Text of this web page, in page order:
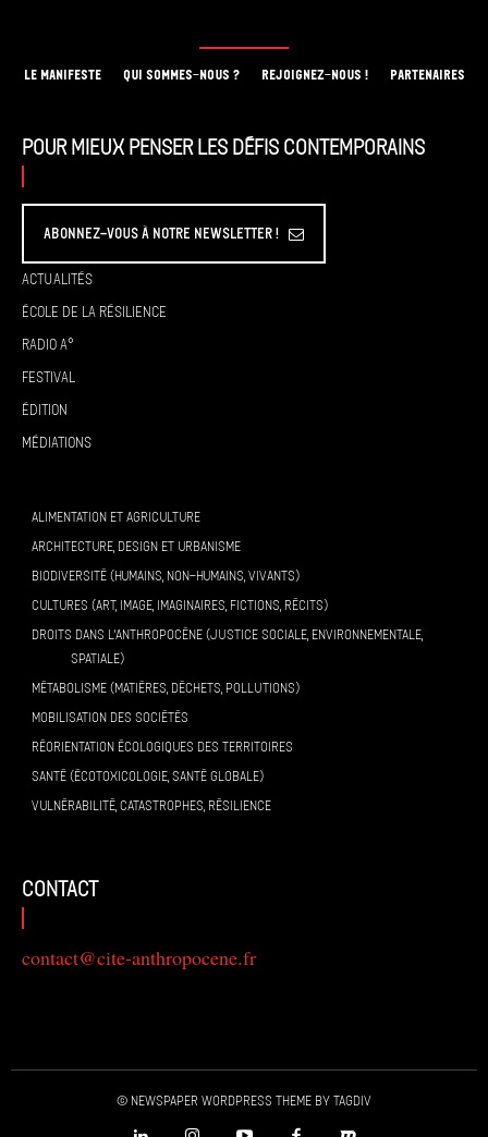
LE MANIFESTE QUI SOMMES-NOUS ? REJOIGNEZ-NOUS ! PARTENAIRES
Pour mieux penser les défis contemporains
Abonnez-vous à Notre Newsletter !
Actualités
École de la résilience
Radio A°
Festival
Édition
Médiations
ALIMENTATION ET AGRICULTURE
ARCHITECTURE, DESIGN ET URBANISME
BIODIVERSITÉ (HUMAINS, NON-HUMAINS, VIVANTS)
CULTURES (ART, IMAGE, IMAGINAIRES, FICTIONS, RÉCITS)
DROITS DANS L’ANTHROPOCÈNE (JUSTICE SOCIALE, ENVIRONNEMENTALE,
SPATIALE)
MÉTABOLISME (MATIÈRES, DÉCHETS, POLLUTIONS)
MOBILISATION DES SOCIÉTÉS
RÉORIENTATION ÉCOLOGIQUES DES TERRITOIRES
SANTÉ (ÉCOTOXICOLOGIE, SANTÉ GLOBALE)
VULNÉRABILITÉ, CATASTROPHES, RÉSILIENCE
contact
contact@cite-anthropocene.fr
© Newspaper WordPress Theme by TagDiv